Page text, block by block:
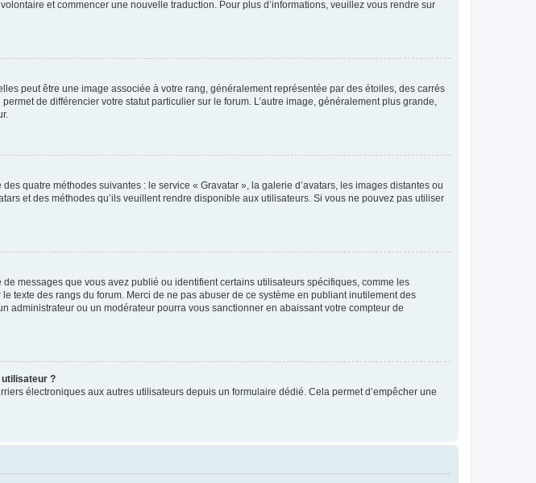
et commencer une nouvelle traduction. Pour plus d’informations, veuillez vous rendre sur
peut être une image associée à votre rang, généralement représentée par des étoiles, des carrés
de différencier votre statut particulier sur le forum. L’autre image, généralement plus grande,
quatre méthodes suivantes : le service « Gravatar », la galerie d’avatars, les images distantes ou
et des méthodes qu’ils veuillent rendre disponible aux utilisateurs. Si vous ne pouvez pas utiliser
messages que vous avez publié ou identifient certains utilisateurs spécifiques, comme les
texte des rangs du forum. Merci de ne pas abuser de ce système en publiant inutilement des
administrateur ou un modérateur pourra vous sanctionner en abaissant votre compteur de
utilisateur ?
électroniques aux autres utilisateurs depuis un formulaire dédié. Cela permet d’empêcher une